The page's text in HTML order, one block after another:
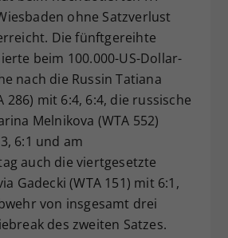
ohne Satzverlust
Die fünftgereihte
beim 100.000-US-Dollar-
nach die Russin Tatiana
286) mit 6:4, 6:4, die russische
Melnikova (WTA 552)
6:1 und am
auch die viertgesetzte
Gadecki (WTA 151) mit 6:1,
von insgesamt drei
des zweiten Satzes.
Wert speichert Ihre Consent-
Unter anderem eine
generierte ID, für die
Speicherung Ihrer
Betreiber dies eingestellt